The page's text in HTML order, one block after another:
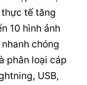
tế tăng
10 hình ảnh
chóng
phân loại cáp
USB,